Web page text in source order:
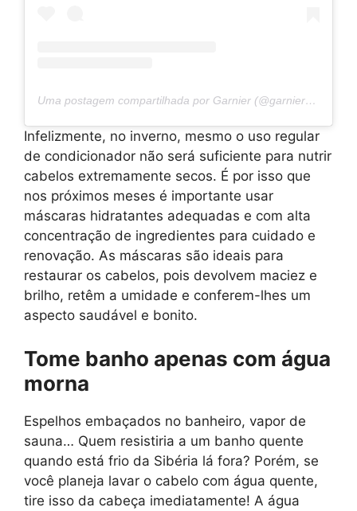
Uma postagem compartilhada por Garnier (@garnier_bg)
Infelizmente, no inverno, mesmo o uso regular
de condicionador não será suficiente para nutrir
cabelos extremamente secos. É por isso que
nos próximos meses é importante usar
máscaras hidratantes adequadas e com alta
concentração de ingredientes para cuidado e
renovação. As máscaras são ideais para
restaurar os cabelos, pois devolvem maciez e
brilho, retêm a umidade e conferem-lhes um
aspecto saudável e bonito.
Tome banho apenas com água
morna
Espelhos embaçados no banheiro, vapor de
sauna… Quem resistiria a um banho quente
quando está frio da Sibéria lá fora? Porém, se
você planeja lavar o cabelo com água quente,
tire isso da cabeça imediatamente! A água